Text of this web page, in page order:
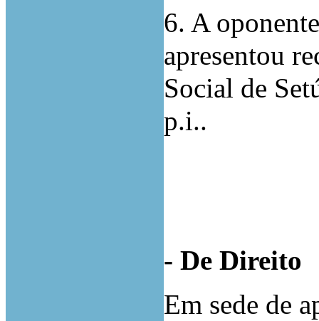
6. A
apresentou
Social de
p.i..
- De Direito
Em sede de